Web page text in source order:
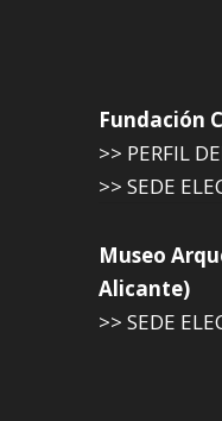
Fundación
>> PERFIL
>> SEDE
Museo
Alicante)
>> SEDE